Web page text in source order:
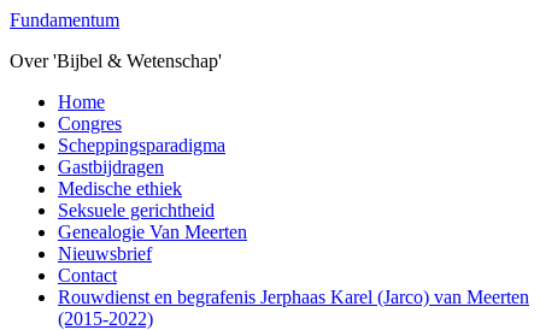
Overslaan
de
inhoud
Fundamentum
Over 'Bijbel & Wetenschap'
Toggle
mobiel
menu
Home
Congres
Scheppingsparadigma
Gastbijdragen
Medische ethiek
Seksuele gerichtheid
Genealogie Van Meerten
Nieuwsbrief
Contact
Rouwdienst en begrafenis Jerphaas Karel (Jarco) van Meerten
(2015-2022)